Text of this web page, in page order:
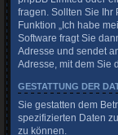
fragen. Sollten Sie Ihr
Funktion „Ich habe
Software fragt Sie
Adresse und sendet
Adresse, mit dem Sie
GESTATTUNG DER
Sie gestatten dem
spezifizierten Daten
zu können.